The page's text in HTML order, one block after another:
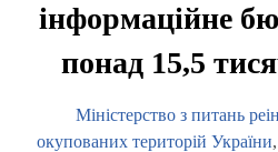
інформаційне
понад 15,5
Міністерство з питань
окупованих територій України